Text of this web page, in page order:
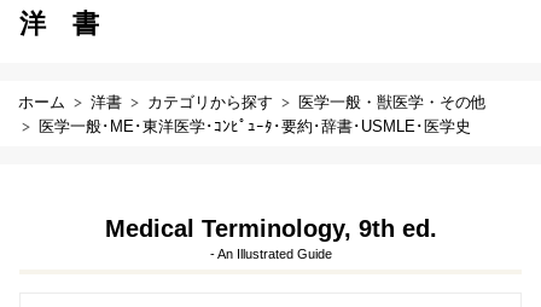
洋書
ホーム 洋書 カテゴリから探す
医学一般・獣医学・その他
医学一般･ME･東洋医学･ｺﾝﾋﾟｭｰﾀ･要約･辞書･USMLE･医学史
Medical Terminology, 9th ed.
- An Illustrated Guide